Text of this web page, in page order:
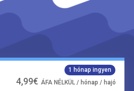
4,99€ ÁFA NÉLKÜL / hónap / hajó
1 hónap ingyen